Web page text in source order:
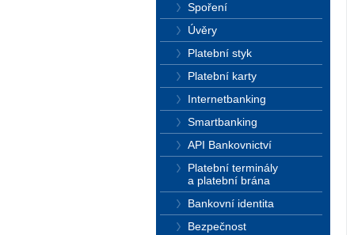
Spoření
Úvěry
Platební styk
Platební karty
Internetbanking
Smartbanking
API Bankovnictví
Platební terminály
a platební brána
Bankovní identita
Bezpečnost